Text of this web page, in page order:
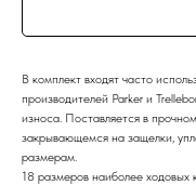
В комплект входят часто
производителей Parker и
износа. Поставляется в
закрывающемся на защелки,
размерам.
18 размеров наиболее ходовых